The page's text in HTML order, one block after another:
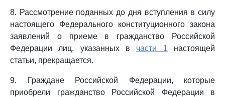
8. Рассмотрение поданных до дня вступления в силу
настоящего Федерального конституционного закона
заявлений о приеме в гражданство Российской
Федерации лиц, указанных в части 1 настоящей
статьи, прекращается.
9. Граждане Российской Федерации, которые
приобрели гражданство Российской Федерации в